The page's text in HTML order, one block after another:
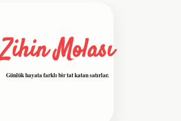
Zihin Molası
Günlük hayata farklı bir tat katan satırlar.